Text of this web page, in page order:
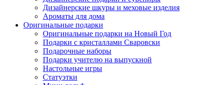
Дизайнерские шкуры и меховые изделия
Ароматы для дома
Оригинальные подарки
Оригинальные подарки на Новый Год
Подарки с кристаллами Сваровски
Подарочные наборы
Подарки учителю на выпускной
Настольные игры
Статуэтки